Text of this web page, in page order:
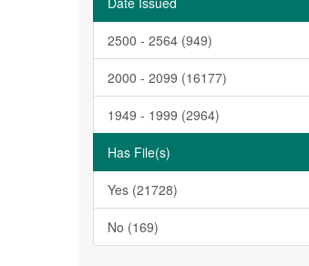
2500 - 2564 (949)
2000 - 2099 (16177)
1949 - 1999 (2964)
Has File(s)
Yes (21728)
No (169)